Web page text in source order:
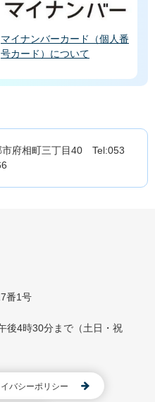
マイナンバーカード（個人番
号カード）について
府相町三丁目40 Tel:053
番1号
後4時30分まで（土日・祝
バシーポリシー